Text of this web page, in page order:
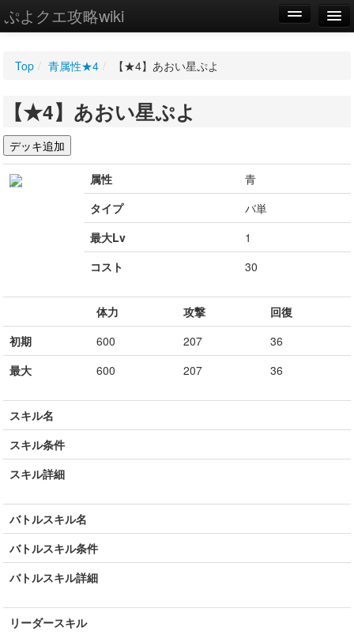
ぷよクエ攻略wiki
WIKI
設定
Top / 青属性★4 / 【★4】あおい星ぷよ
【★4】あおい星ぷよ
属性
青
タイプ
バ単
最大Lv
1
コスト
30
体力 攻撃
回復
初期
600 207
36
最大
600 207 36
スキル名
スキル条件
スキル詳細
バトルスキル名
バトルスキル条件
バトルスキル詳細
リーダースキル